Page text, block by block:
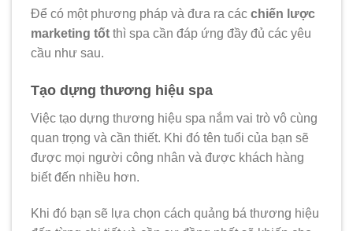
Để có một phương pháp và đưa ra các chiến lược
marketing tốt thì spa cần đáp ứng đầy đủ các yêu
cầu như sau.
Tạo dựng thương hiệu spa
Việc tạo dựng thương hiệu spa nắm vai trò vô cùng
quan trọng và cần thiết. Khi đó tên tuổi của bạn sẽ
được mọi người công nhân và được khách hàng
biết đến nhiều hơn.
Khi đó bạn sẽ lựa chọn cách quảng bá thương hiệu